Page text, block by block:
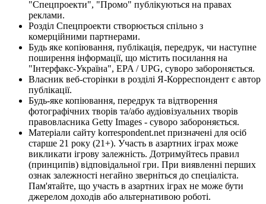
"Спецпроекти", "Промо" публікуються на правах
реклами.
Розділ Спецпроекти створюється спільно з
комерційними партнерами.
Будь яке копіювання, публікація, передрук, чи наступне
поширення інформації, що містить посилання на
"Інтерфакс-Україна", EPA / UPG, суворо забороняється.
Власник веб-сторінки в розділі Я-Корреспондент є автор
публікації.
Будь-яке копіювання, передрук та відтворення
фотографічних творів та/або аудіовізуальних творів
правовласника Getty Images - суворо забороняється.
Матеріали сайту korrespondent.net призначені для осіб
старше 21 року (21+). Участь в азартних іграх може
викликати ігрову залежність. Дотримуйтесь правил
(принципів) відповідальної гри. При виявленні перших
ознак залежності негайно зверніться до спеціаліста.
Пам'ятайте, що участь в азартних іграх не може бути
джерелом доходів або альтернативою роботі.